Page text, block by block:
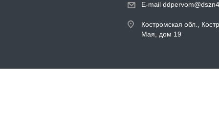
E-mail
Костромская обл.,
Мая, дом 19